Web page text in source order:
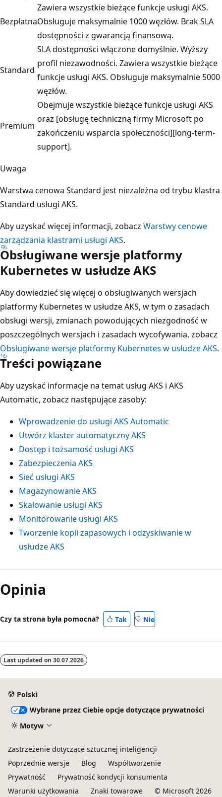
Bezpłatna
Zawiera wszystkie bieżące funkcje usługi AKS.
Obsługuje maksymalnie 1000 węzłów. Brak SLA
dostępności z gwarancją finansową.
Standard
SLA dostępności włączone domyślnie. Wyższy
profil niezawodności. Zawiera wszystkie bieżące
funkcje usługi AKS. Obsługuje maksymalnie 5000
węzłów.
Premium
Obejmuje wszystkie bieżące funkcje usługi AKS
oraz [obsługę techniczną firmy Microsoft po
zakończeniu wsparcia społeczności][long-term-
support].
Uwaga
Warstwa cenowa Standard jest niezależna od trybu klastra
Standard usługi AKS.
Aby uzyskać więcej informacji, zobacz Warstwy cenowe
zarządzania klastrami usługi AKS.
Obsługiwane wersje platformy
Kubernetes w usłudze AKS
Aby dowiedzieć się więcej o obsługiwanych wersjach
platformy Kubernetes w usłudze AKS, w tym o zasadach
obsługi wersji, zmianach powodujących niezgodność w
poszczególnych wersjach i zasadach wycofywania, zobacz
Obsługiwane wersje platformy Kubernetes w usłudze AKS.
Treści powiązane
Aby uzyskać informacje na temat usług AKS i AKS
Automatic, zobacz następujące zasoby:
Wprowadzenie do usługi AKS Automatic
Utwórz klaster automatyczny AKS
Dostęp i tożsamość usługi AKS
Zabezpieczenia AKS
Sieć usługi AKS
Magazynowanie AKS
Skalowanie usługi AKS
Monitorowanie usługi AKS
Tworzenie kopii zapasowych i odzyskiwanie w
usłudze AKS
Opinia
Czy ta strona była pomocna? Tak Nie
Last updated on 30.07.2026
Polski
Wybrane przez Ciebie opcje dotyczące prywatności
Motyw
Zastrzeżenie dotyczące sztucznej inteligencji
Poprzednie wersje
Blog
Współtworzenie
Prywatność
Prywatność kondycji konsumenta
Warunki użytkowania
Znaki towarowe © Microsoft 2026